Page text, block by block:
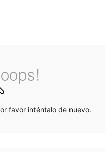
favor inténtalo de nuevo.